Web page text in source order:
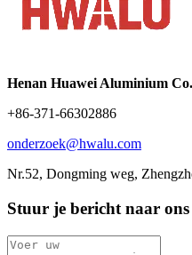
Henan Huawei Aluminium
+86-371-66302886
onderzoek@hwalu.com
Nr.52, Dongming weg,
Stuur je bericht naar ons